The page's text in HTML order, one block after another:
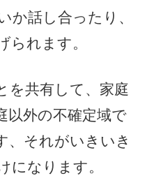
か話し合ったり、
られます。
を共有して、家庭
以外の不確定域で
、それがいきいき
になります。